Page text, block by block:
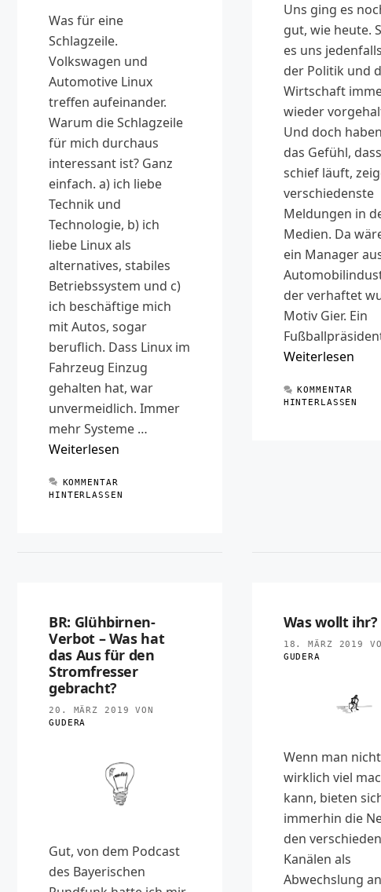
Was für eine
Schlagzeile.
Volkswagen und
Automotive Linux
treffen aufeinander.
Warum die Schlagzeile
für mich durchaus
interessant ist? Ganz
einfach. a) ich liebe
Technik und
Technologie, b) ich
liebe Linux als
alternatives, stabiles
Betriebssystem und c)
ich beschäftige mich
mit Autos, sogar
beruflich. Dass Linux im
Fahrzeug Einzug
gehalten hat, war
unvermeidlich. Immer
mehr Systeme …
Weiterlesen
KOMMENTAR
HINTERLASSEN
Uns ging es
gut, wie heute.
es uns
der Politik und
Wirtschaft
wieder
Und doch
das Gefühl,
schief läuft,
verschiedenste
Meldungen in
Medien. Da
ein Manager
der verhaftet
Motiv Gier. Ein
Weiterlesen
KOMMENTAR
HINTERLASSEN
BR: Glühbirnen-
Verbot – Was hat
das Aus für den
Stromfresser
gebracht?
20. MÄRZ 2019
VON
GUDERA
Gut, von dem Podcast
des Bayerischen
Was wollt ihr?
18. MÄRZ 2019
GUDERA
Wenn man nicht
wirklich viel
kann, bieten
immerhin die
den
Kanälen als
Abwechslung